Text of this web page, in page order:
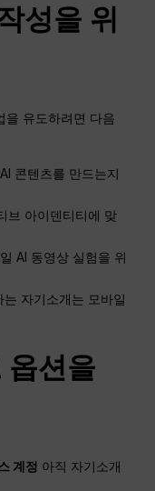
성을 위
을 유도하려면 다음
콘텐츠를 만드는지
브 아이덴티티에 맞
AI 동영상 실험을 위
자기소개는 모바일
옵션을
계정 아직 자기소개